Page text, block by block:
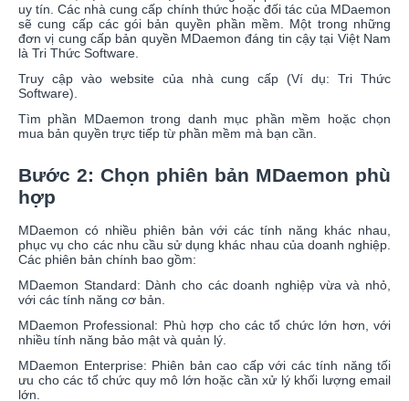
uy tín. Các nhà cung cấp chính thức hoặc đối tác của MDaemon
sẽ cung cấp các gói bản quyền phần mềm. Một trong những
đơn vị cung cấp bản quyền MDaemon đáng tin cậy tại Việt Nam
là Tri Thức Software.
Truy cập vào website của nhà cung cấp (Ví dụ: Tri Thức
Software).
Tìm phần MDaemon trong danh mục phần mềm hoặc chọn
mua bản quyền trực tiếp từ phần mềm mà bạn cần.
Bước 2: Chọn phiên bản MDaemon phù
hợp
MDaemon có nhiều phiên bản với các tính năng khác nhau,
phục vụ cho các nhu cầu sử dụng khác nhau của doanh nghiệp.
Các phiên bản chính bao gồm:
MDaemon Standard: Dành cho các doanh nghiệp vừa và nhỏ,
với các tính năng cơ bản.
MDaemon Professional: Phù hợp cho các tổ chức lớn hơn, với
nhiều tính năng bảo mật và quản lý.
MDaemon Enterprise: Phiên bản cao cấp với các tính năng tối
ưu cho các tổ chức quy mô lớn hoặc cần xử lý khối lượng email
lớn.